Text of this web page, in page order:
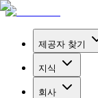
제공자 찾기
지식
회사